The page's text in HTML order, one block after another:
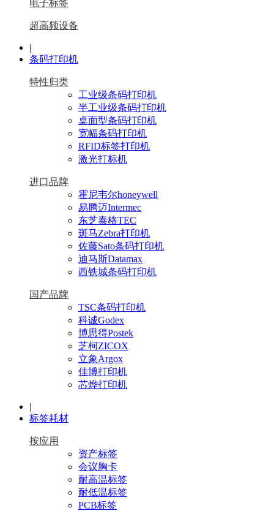
电子标签
超高频设备
|
条码打印机
特性归类
工业级条码打印机
半工业级条码打印机
桌面型条码打印机
宽幅条码打印机
RFID标签打印机
激光打标机
进口品牌
霍尼韦尔honeywell
易腾迈Intermec
东芝泰格TEC
斑马Zebra打印机
佐藤Sato条码打印机
迪马斯Datamax
西铁城条码打印机
国产品牌
TSC条码打印机
科诚Godex
博思得Postek
芝柯ZICOX
立象Argox
佳博打印机
芯烨打印机
|
标签耗材
按应用
资产标签
会议胸卡
耐高温标签
耐低温标签
PCB标签